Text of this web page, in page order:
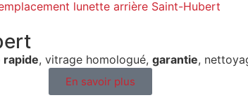
rapide, vitrage homologué, garantie,
En savoir plus